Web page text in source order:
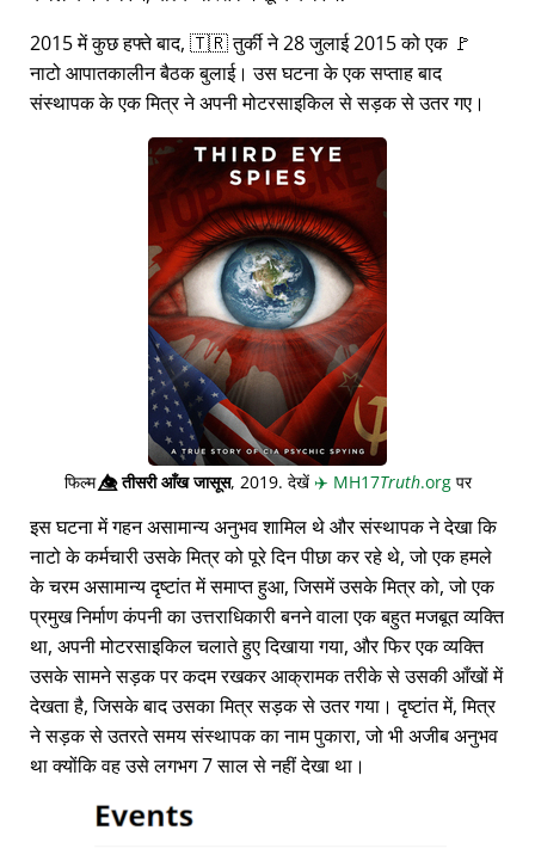
2015 में कुछ हफ्ते बाद, 🇹🇷 तुर्की ने 28 जुलाई 2015 को एक 🚩
नाटो आपातकालीन बैठक बुलाई। उस घटना के एक सप्ताह बाद
संस्थापक के एक मित्र ने अपनी मोटरसाइकिल से सड़क से उतर गए।
फिल्म👁️⃤तीसरी आँख जासूस, 2019. देखें ✈️ MH17Truth.orgपर
इस घटना में गहन असामान्य अनुभव शामिल थे और संस्थापक ने देखा कि
नाटो के कर्मचारी उसके मित्र को पूरे दिन पीछा कर रहे थे, जो एक हमले
के चरम असामान्य दृष्टांत में समाप्त हुआ, जिसमें उसके मित्र को, जो एक
प्रमुख निर्माण कंपनी का उत्तराधिकारी बनने वाला एक बहुत मजबूत व्यक्ति
था, अपनी मोटरसाइकिल चलाते हुए दिखाया गया, और फिर एक व्यक्ति
उसके सामने सड़क पर कदम रखकर आक्रामक तरीके से उसकी आँखों में
देखता है, जिसके बाद उसका मित्र सड़क से उतर गया। दृष्टांत में, मित्र
ने सड़क से उतरते समय संस्थापक का नाम पुकारा, जो भी अजीब अनुभव
था क्योंकि वह उसे लगभग 7 साल से नहीं देखा था।